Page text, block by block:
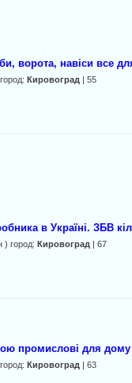
ворота, навіси все
Кировоград | 55
в Україні. ЗБВ
) город:Кировоград | 67
промислові для дому
Кировоград | 63